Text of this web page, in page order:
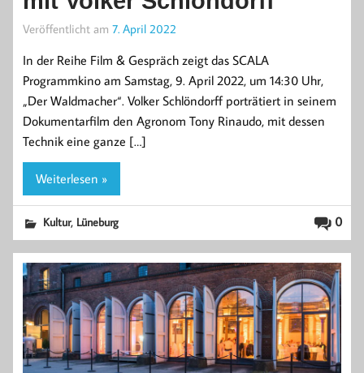
Veröffentlicht am 7. April 2022
In der Reihe Film & Gespräch zeigt das SCALA
Programmkino am Samstag, 9. April 2022, um 14:30 Uhr,
„Der Waldmacher“. Volker Schlöndorff porträtiert in seinem
Dokumentarfilm den Agronom Tony Rinaudo, mit dessen
Technik eine ganze […]
Weiterlesen »
0
Kultur, Lüneburg